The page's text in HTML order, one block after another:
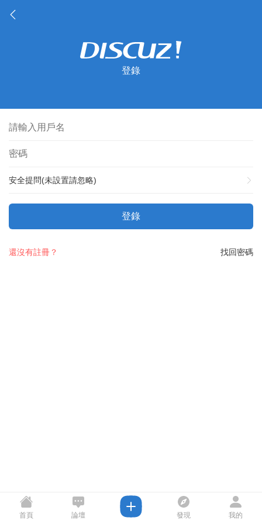
登錄
安全提問(未設置請忽略)
登錄
找回密碼
還沒有註冊？
首頁 論壇 發現 我的